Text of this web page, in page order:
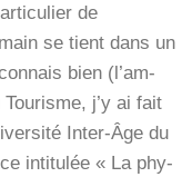
de
se tient dans un
bien (l’am­
j’y ai fait
Inter-Âge du
inti­tu­lée « La phy­